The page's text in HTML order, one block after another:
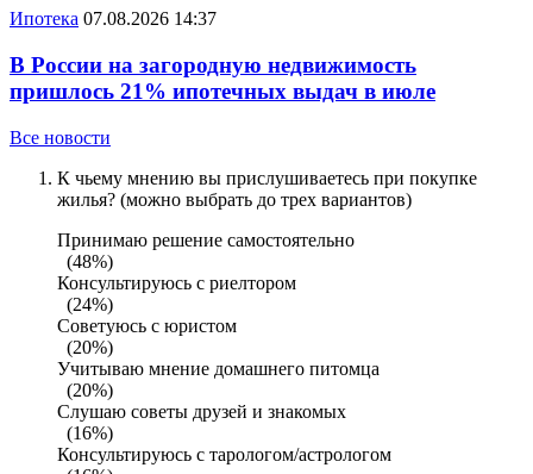
Ипотека 07.08.2026 14:37
В России на загородную недвижимость
пришлось 21% ипотечных выдач в июле
Все новости
К чьему мнению вы прислушиваетесь при покупке
жилья? (можно выбрать до трех вариантов)
Принимаю решение самостоятельно
(48%)
Консультируюсь с риелтором
(24%)
Советуюсь с юристом
(20%)
Учитываю мнение домашнего питомца
(20%)
Слушаю советы друзей и знакомых
(16%)
Консультируюсь с тарологом/астрологом